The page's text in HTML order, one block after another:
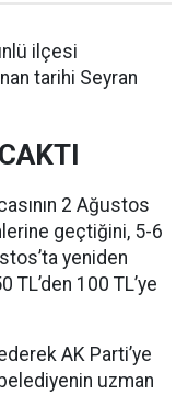
ilçesi
tarihi Seyran
2 Ağustos
geçtiğini, 5-6
yeniden
TL’den 100 TL’ye
AK Parti’ye
uzman